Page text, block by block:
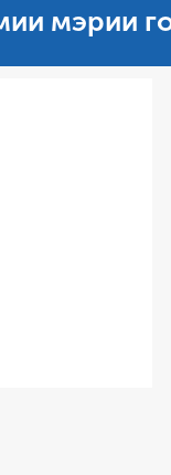
мэрии